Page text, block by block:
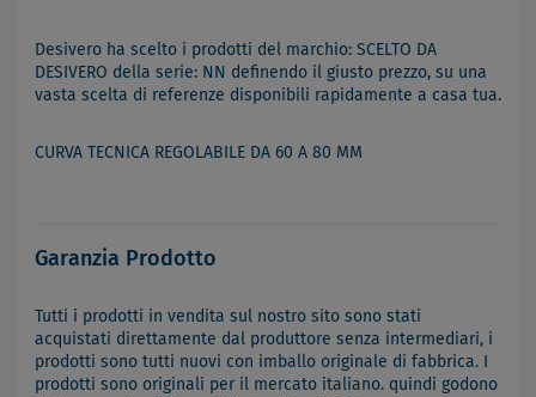
Desivero ha scelto i prodotti del marchio: SCELTO DA
DESIVERO della serie: NN definendo il giusto prezzo, su una
vasta scelta di referenze disponibili rapidamente a casa tua.
CURVA TECNICA REGOLABILE DA 60 A 80 MM
Garanzia Prodotto
Tutti i prodotti in vendita sul nostro sito sono stati
acquistati direttamente dal produttore senza intermediari, i
prodotti sono tutti nuovi con imballo originale di fabbrica. I
prodotti sono originali per il mercato italiano. quindi godono